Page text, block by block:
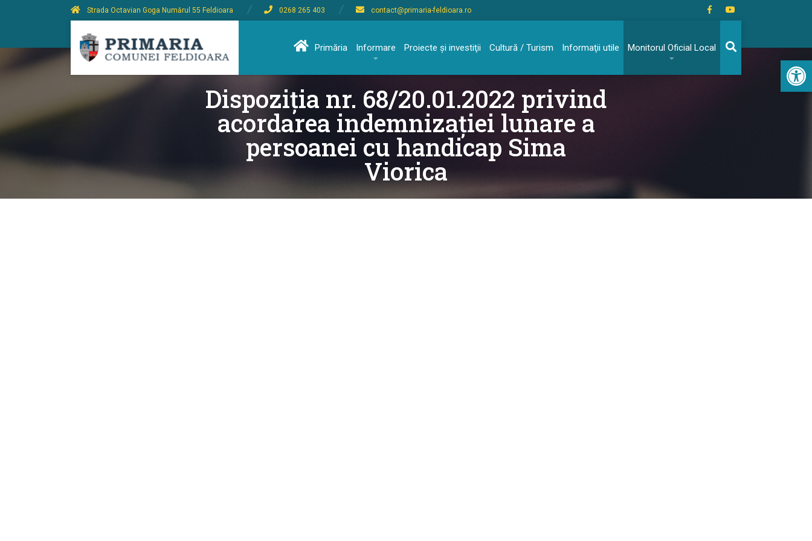
Strada Octavian Goga Numărul 55 Feldioara 0268 265 403 contact@primaria-feldioara.ro
Primăria Informare Proiecte şi investiţii Cultură / Turism Informaţii utile Monitorul Oficial Local
Dispoziția nr. 68/20.01.2022 privind
acordarea indemnizației lunare a
persoanei cu handicap Sima
Viorica